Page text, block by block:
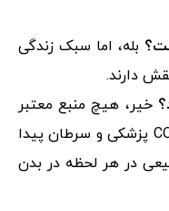
بله، اما سبک زندگی
دارند.
خیر، هیچ منبع معتبر
علمی در جهان ارتباطی بین تزریق CO2 پزشکی و سرطان پیدا
در هر لحظه در بدن